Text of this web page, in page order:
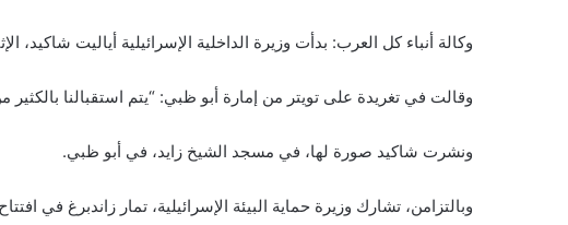
وكالة أنباء كل العرب: بدأت وزيرة الداخلية الإسرائيلية أياليت شاكيد،
وقالت في تغريدة على تويتر من إمارة أبو ظبي: “يتم استقبالنا
ونشرت شاكيد صورة لها، في مسجد الشيخ زايد، في أبو ظبي.
وبالتزامن، تشارك وزيرة حماية البيئة الإسرائيلية، تمار زاندبرغ في